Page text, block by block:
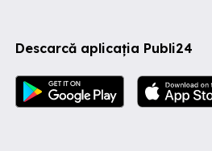
Descarcă aplicația Publi24